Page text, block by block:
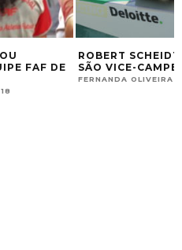
DE
ROBERT SCHEIDT E
SÃO VICE-CAMPEÕES
FERNANDA OLIVEIRA